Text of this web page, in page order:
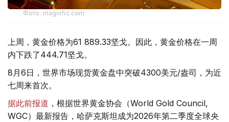
Фото: magnific.com
上周，黄金价格为61 889.33坚戈。因此，黄金价格在一周
内下跌了444.71坚戈。
8月6日，世界市场现货黄金盘中突破4300美元/盎司，为近
七周来首次。
据此前报道 ，根据世界黄金协会（World Gold Council,
WGC）最新报告，哈萨克斯坦成为2026年第二季度全球央